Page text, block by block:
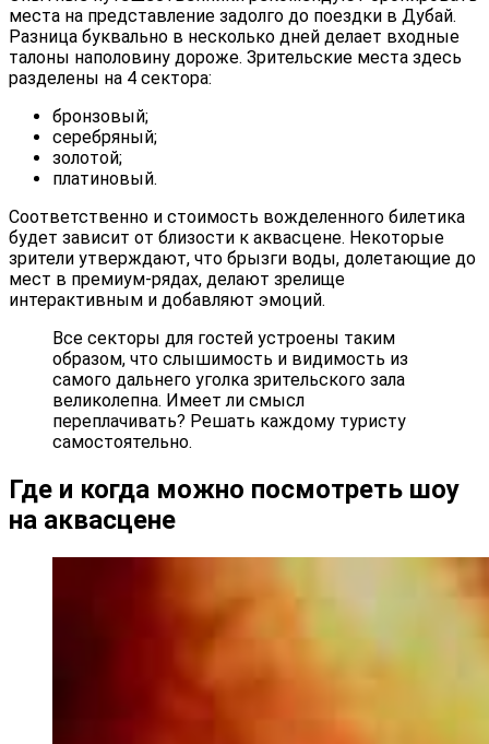
места на представление задолго до поездки в Дубай.
Разница буквально в несколько дней делает входные
талоны наполовину дороже. Зрительские места здесь
разделены на 4 сектора:
бронзовый;
серебряный;
золотой;
платиновый.
Соответственно и стоимость вожделенного билетика
будет зависит от близости к аквасцене. Некоторые
зрители утверждают, что брызги воды, долетающие до
мест в премиум-рядах, делают зрелище
интерактивным и добавляют эмоций.
Все секторы для гостей устроены таким
образом, что слышимость и видимость из
самого дальнего уголка зрительского зала
великолепна. Имеет ли смысл
переплачивать? Решать каждому туристу
самостоятельно.
Где и когда можно посмотреть шоу
на аквасцене